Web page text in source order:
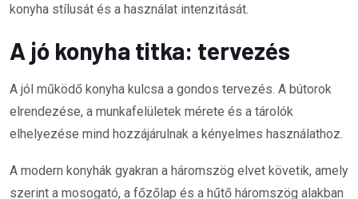
konyha stílusát és a használat intenzitását.
A jó konyha titka: tervezés
A jól működő konyha kulcsa a gondos tervezés. A bútorok
elrendezése, a munkafelületek mérete és a tárolók
elhelyezése mind hozzájárulnak a kényelmes használathoz.
A modern konyhák gyakran a háromszög elvet követik, amely
szerint a mosogató, a főzőlap és a hűtő háromszög alakban